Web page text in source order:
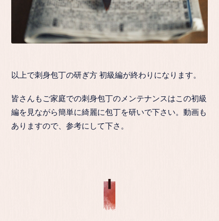
以上で刺身包丁の研ぎ方 初級編が終わりになります。
皆さんもご家庭での刺身包丁のメンテナンスはこの初級
編を見ながら簡単に綺麗に包丁を研いで下さい。動画も
ありますので、参考にして下さ。